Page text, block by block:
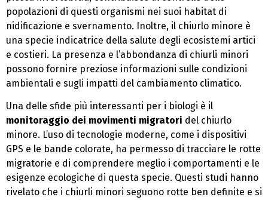
popolazioni di questi organismi nei suoi habitat di
nidificazione e svernamento. Inoltre, il chiurlo minore è
una specie indicatrice della salute degli ecosistemi artici
e costieri. La presenza e l’abbondanza di chiurli minori
possono fornire preziose informazioni sulle condizioni
ambientali e sugli impatti del cambiamento climatico.
Una delle sfide più interessanti per i biologi è il
monitoraggio dei movimenti migratori del chiurlo
minore. L’uso di tecnologie moderne, come i dispositivi
GPS e le bande colorate, ha permesso di tracciare le rotte
migratorie e di comprendere meglio i comportamenti e le
esigenze ecologiche di questa specie. Questi studi hanno
rivelato che i chiurli minori seguono rotte ben definite e si